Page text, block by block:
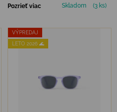
Pozrieť viac Skladom (3 ks)
VÝPREDAJ
LETO 2026 🌊